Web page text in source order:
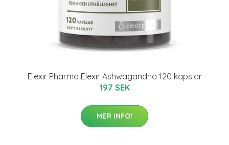
Elexir Pharma Elexir Ashwagandha 120 kapslar
197 SEK
MER INFO!